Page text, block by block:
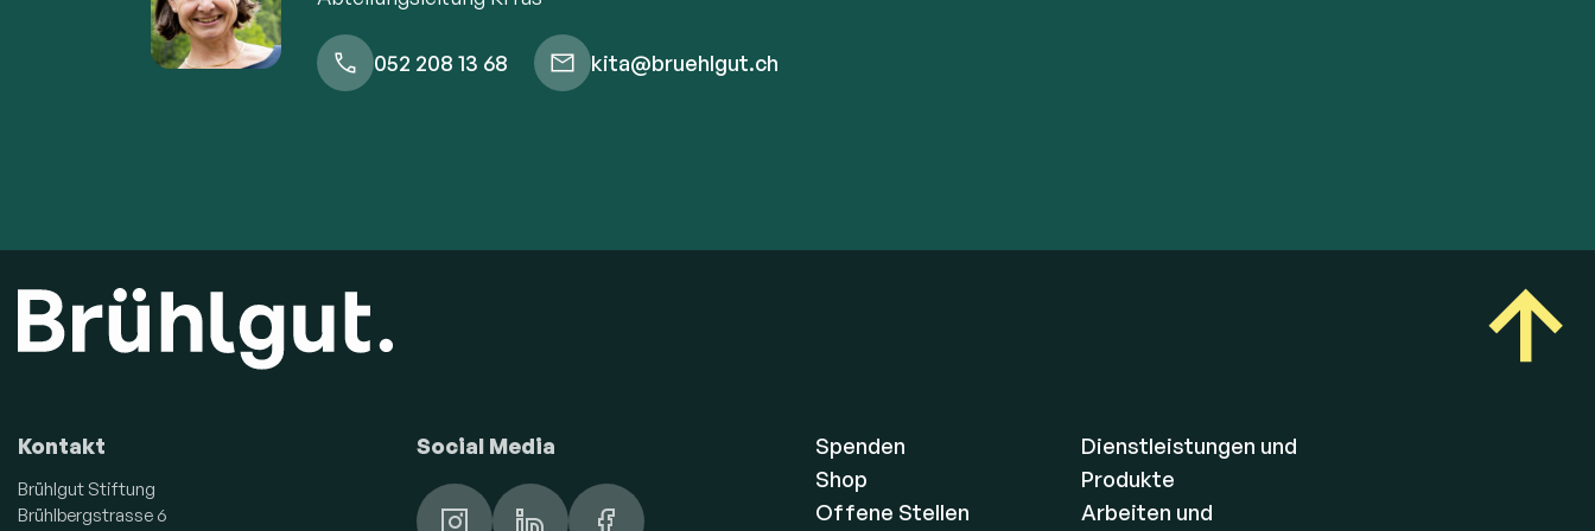
052 208 13 68 kita@bruehlgut.ch
Kontakt
Brühlgut Stiftung
Brühlbergstrasse 6
Social Media
Spenden
Shop
Offene Stellen
Dienstleistungen und
Produkte
Arbeiten und